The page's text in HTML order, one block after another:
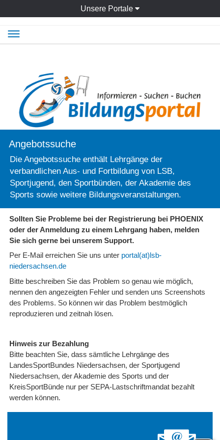
Unsere Portale
Angebotssuche
Die Angebotssuche enthält Lehrgänge der
verbandlichen Aus- und Fortbildung von LSB,
Sportjugend, den Sportbünden, der Akademie des
Sports sowie weitere Bildungsveranstaltungen.
Sollten Sie Probleme bei der Registrierung bei PHOENIX
oder der Anmeldung zu einem Lehrgang haben, melden
Sie sich gerne bei unserem Support.
Per E-Mail erreichen Sie uns unter portal(at)lsb-
niedersachsen.de
Bitte beschreiben Sie das Problem so genau wie möglich,
nennen den angezeigten Fehler und senden uns Screenshots
des Problems. So können wir das Problem bestmöglich
reproduzieren und zeitnah lösen.
Hinweis zur Bezahlung
Bitte beachten Sie, dass sämtliche Lehrgänge des
LandesSportBundes Niedersachsen, der Sportjugend
Niedersachsen, der Akademie des Sports und der
KreisSportBünde nur per SEPA-Lastschriftmandat bezahlt
werden können.
Navigation
ein-/ausblenden